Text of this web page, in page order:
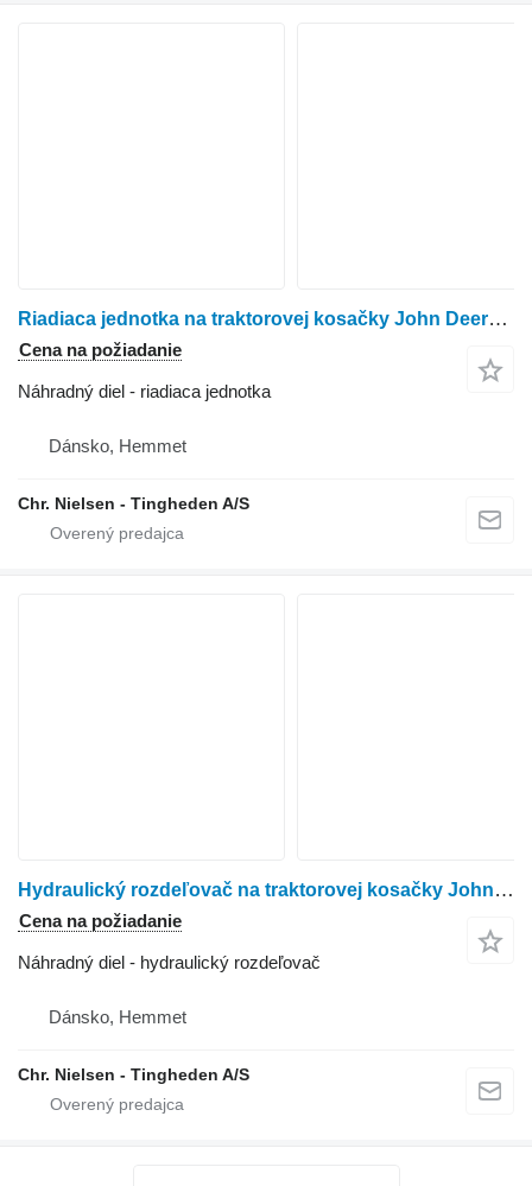
Riadiaca jednotka na traktorovej kosačky John Deere Mower
Cena na požiadanie
Náhradný diel - riadiaca jednotka
Dánsko, Hemmet
Chr. Nielsen - Tingheden A/S
Hydraulický rozdeľovač na traktorovej kosačky John Deere 1545
Cena na požiadanie
Náhradný diel - hydraulický rozdeľovač
Dánsko, Hemmet
Chr. Nielsen - Tingheden A/S